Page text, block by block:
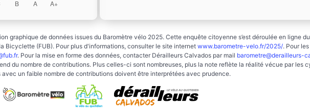
graphique de données issues du Baromètre vélo 2025. Cette enquête citoyenne s’est déroulée en ligne
Bicyclette (FUB). Pour plus d'informations, consulter le site internet www.barometre-velo.fr/2025/. Pour
. Pour la mise en forme des données, contacter Dérailleurs Calvados par mail barometre@derailleurs-
du nombre de contributions. Plus celles-ci sont nombreuses, plus la note reflète la réalité vécue par les
avec un faible nombre de contributions doivent être interprétées avec prudence.